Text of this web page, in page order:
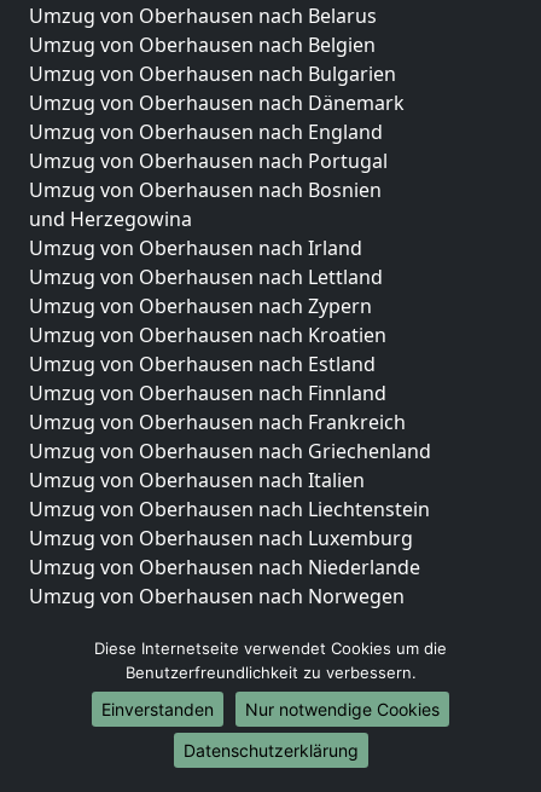
Umzug von Oberhausen nach Belarus
Umzug von Oberhausen nach Belgien
Umzug von Oberhausen nach Bulgarien
Umzug von Oberhausen nach Dänemark
Umzug von Oberhausen nach England
Umzug von Oberhausen nach Portugal
Umzug von Oberhausen nach Bosnien
und Herzegowina
Umzug von Oberhausen nach Irland
Umzug von Oberhausen nach Lettland
Umzug von Oberhausen nach Zypern
Umzug von Oberhausen nach Kroatien
Umzug von Oberhausen nach Estland
Umzug von Oberhausen nach Finnland
Umzug von Oberhausen nach Frankreich
Umzug von Oberhausen nach Griechenland
Umzug von Oberhausen nach Italien
Umzug von Oberhausen nach Liechtenstein
Umzug von Oberhausen nach Luxemburg
Umzug von Oberhausen nach Niederlande
Umzug von Oberhausen nach Norwegen
Umzüge-Deutschlandweit
Umzug von Oberhausen nach Berlin
Umzug von Oberhausen nach Hamburg
Umzug von Oberhausen nach München
Umzug von Oberhausen nach Köln
Diese Internetseite verwendet Cookies um die
Benutzerfreundlichkeit zu verbessern.
Einverstanden
Nur notwendige Cookies
Datenschutzerklärung